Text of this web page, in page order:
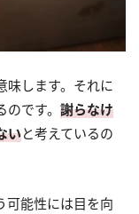
味します。それに
です。 謝らなけ
いと考えているの
可能性には目を向